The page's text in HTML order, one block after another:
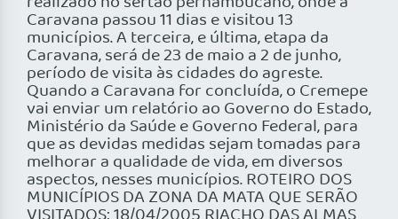
Caravana passou 11 dias e visitou 13
municípios. A terceira, e última, etapa da
Caravana, será de 23 de maio a 2 de junho,
período de visita às cidades do agreste.
Quando a Caravana for concluída, o Cremepe
vai enviar um relatório ao Governo do Estado,
Ministério da Saúde e Governo Federal, para
que as devidas medidas sejam tomadas para
melhorar a qualidade de vida, em diversos
aspectos, nesses municípios. ROTEIRO DOS
MUNICÍPIOS DA ZONA DA MATA QUE SERÃO